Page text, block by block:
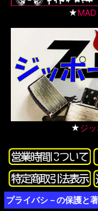
★MAD
★ジ
プライバシ－の保護と